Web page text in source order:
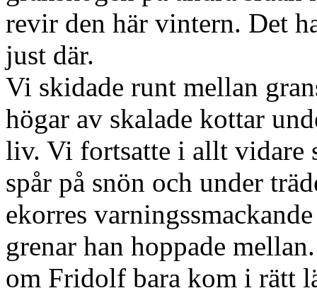
revir den här vintern. Det
just där.
Vi skidade runt mellan
högar av skalade kottar
liv. Vi fortsatte i allt vidare
spår på snön och under
ekorres
grenar han hoppade
om Fridolf bara kom i rätt